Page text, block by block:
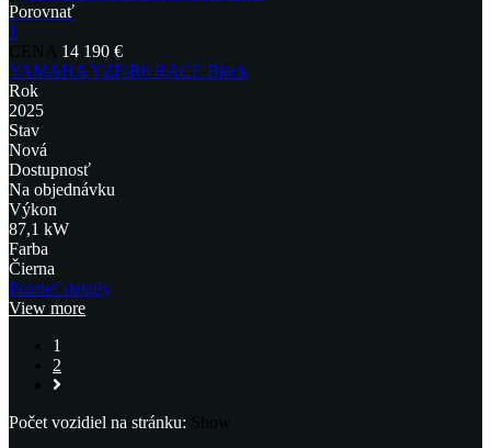
Porovnať
1
14 190 €
YAMAHA YZF-R6 RACE Black
Rok
2025
Stav
Nová
Dostupnosť
Na objednávku
Výkon
87,1 kW
Farba
Čierna
Pozrieť detaily
View more
1
2
Počet vozidiel na stránku: